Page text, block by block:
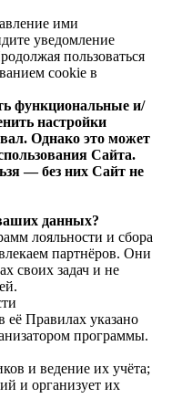
ими
уведомление
пользоваться
cookie в
функциональные и/
настройки
Однако это может
Сайта.
— без них Сайт не
данных?
лояльности и сбора
партнёров. Они
своих задач и не
Правилах указано
программы.
и ведение их учёта;
и организует их